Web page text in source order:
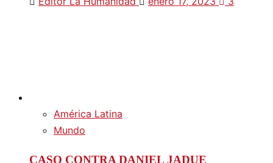
América Latina
Mundo
CASO CONTRA DANIEL JADUE